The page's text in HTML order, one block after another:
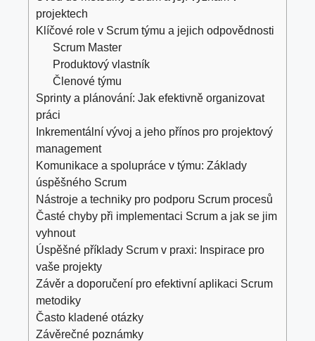
projektech
Klíčové role v Scrum týmu a jejich odpovědnosti
Scrum Master
Produktový vlastník
Členové týmu
Sprinty a plánování: Jak efektivně organizovat
práci
Inkrementální vývoj a jeho přínos pro projektový
management
Komunikace a spolupráce v týmu: Základy
úspěšného Scrum
Nástroje a techniky pro podporu Scrum procesů
Časté chyby při implementaci Scrum a jak se jim
vyhnout
Úspěšné příklady Scrum v praxi: Inspirace pro
vaše projekty
Závěr a doporučení pro efektivní aplikaci Scrum
metodiky
Často kladené otázky
Závěrečné poznámky